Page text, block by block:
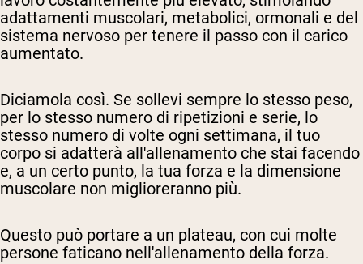
adattamenti muscolari, metabolici, ormonali e del
sistema nervoso per tenere il passo con il carico
aumentato.
Diciamola così. Se sollevi sempre lo stesso peso,
per lo stesso numero di ripetizioni e serie, lo
stesso numero di volte ogni settimana, il tuo
corpo si adatterà all'allenamento che stai facendo
e, a un certo punto, la tua forza e la dimensione
muscolare non miglioreranno più.
Questo può portare a un plateau, con cui molte
persone faticano nell'allenamento della forza.